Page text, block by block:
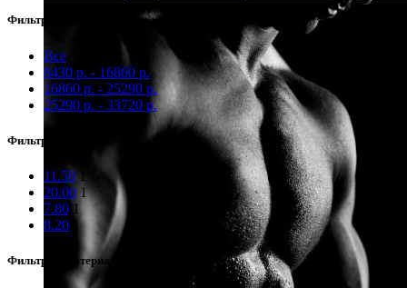
Фильтр по цене
Все
8430 р. - 16860 р.
16860 р. - 25290 р.
25290 р. - 33720 р.
Фильтр по длине
11.50 1
20.00 1
7.80 1
8.20
Фильтр по материалу